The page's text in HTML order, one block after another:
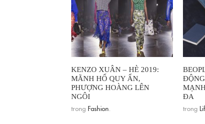
KENZO XUÂN – HÈ 2019:
MÃNH HỔ QUY ẨN,
PHƯỢNG HOÀNG LÊN
NGÔI
trong Fashion
ĐA
trong